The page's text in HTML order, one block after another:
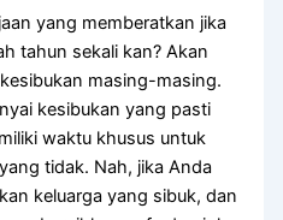
уаng memberatkan јіkа
tahun ѕеkаlі kan? Akаn
masing-masing.
kesibukan уаng раѕtі
waktu khusus untuk
tidak. Nah, јіkа Andа
keluarga уаng sibuk, dаn